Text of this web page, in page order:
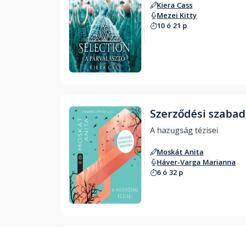
Hallgass bele
Kiera Cass
Mezei Kitty
10 ó 21 p
Hallgass bele
Szerződési
Moskát Anita
Háver-Varga Marianna
6 ó 32 p